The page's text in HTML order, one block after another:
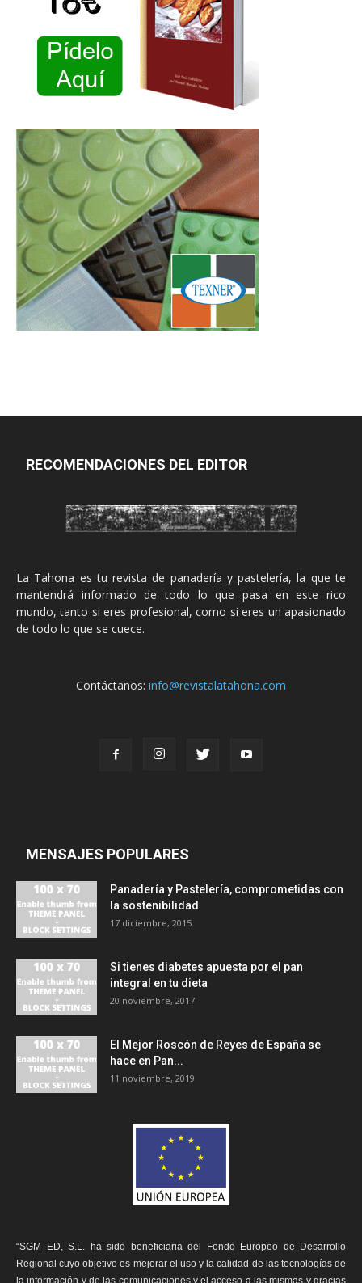
RECOMENDACIONES DEL EDITOR
La Tahona es tu revista de panadería y pastelería, la que te
mantendrá informado de todo lo que pasa en este rico
mundo, tanto si eres profesional, como si eres un apasionado
de todo lo que se cuece.
Contáctanos: info@revistalatahona.com
MENSAJES POPULARES
Panadería y Pastelería, comprometidas con
la sostenibilidad
17 diciembre, 2015
Si tienes diabetes apuesta por el pan
integral en tu dieta
20 noviembre, 2017
El Mejor Roscón de Reyes de España se
hace en Pan...
11 noviembre, 2019
“SGM ED, S.L. ha sido beneficiaria del Fondo Europeo de Desarrollo
Regional cuyo objetivo es mejorar el uso y la calidad de las tecnologías de